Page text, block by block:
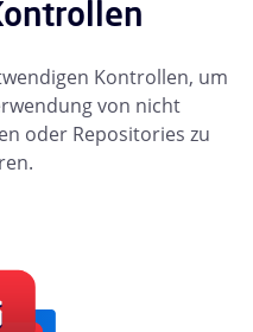
Kontrollen, um
von nicht
oder Repositories zu